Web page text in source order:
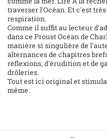
traverser l'Océan. Et c'est
respiration.
Comme il suffit au lecteur
dans ce Proust Océan de
manière si singulière de
alternances de chapitres
réflexions, d'érudition et de
drôleries.
Tout est ici original et
même.